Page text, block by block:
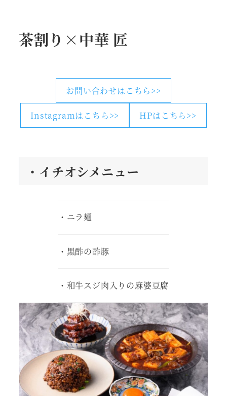
茶割り×中華 匠
お問い合わせはこちら>>
Instagramはこちら>> HPはこちら>>
・ イチオシメニュー
・ニラ麺
・黒酢の酢豚
・和牛スジ肉入りの麻婆豆腐